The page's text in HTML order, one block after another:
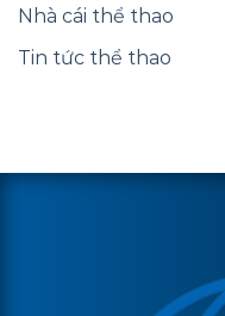
Nhà cái thể thao
Tin tức thể thao